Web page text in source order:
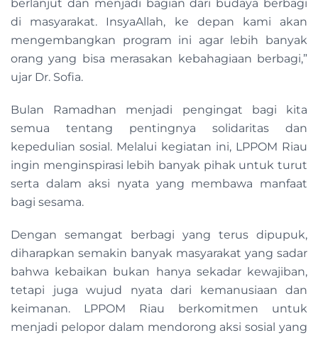
berlanjut dan menjadi bagian dari budaya berbagi
di masyarakat. InsyaAllah, ke depan kami akan
mengembangkan program ini agar lebih banyak
orang yang bisa merasakan kebahagiaan berbagi,”
ujar Dr. Sofia.
Bulan Ramadhan menjadi pengingat bagi kita
semua tentang pentingnya solidaritas dan
kepedulian sosial. Melalui kegiatan ini, LPPOM Riau
ingin menginspirasi lebih banyak pihak untuk turut
serta dalam aksi nyata yang membawa manfaat
bagi sesama.
Dengan semangat berbagi yang terus dipupuk,
diharapkan semakin banyak masyarakat yang sadar
bahwa kebaikan bukan hanya sekadar kewajiban,
tetapi juga wujud nyata dari kemanusiaan dan
keimanan. LPPOM Riau berkomitmen untuk
menjadi pelopor dalam mendorong aksi sosial yang